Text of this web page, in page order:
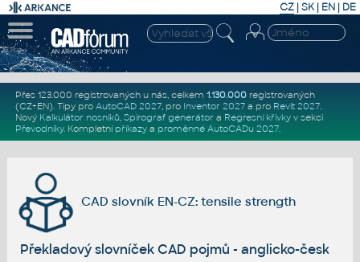
CZ | SK| EN | DE
Přes 123.000 registrovaných u nás, celkem 1.130.000registrovaných
(CZ+EN). Tipy pro AutoCAD 2027, pro Inventor 2027a pro Revit 2027.
Nový Kalkulátor nosníků, Spirograf generátor a Regresní křivkyv sekci
Převodníky. Kompletní příkazya proměnné AutoCADu 2027.
CAD slovník EN-CZ: tensile strength
Překladový slovníček CAD pojmů - anglicko-český